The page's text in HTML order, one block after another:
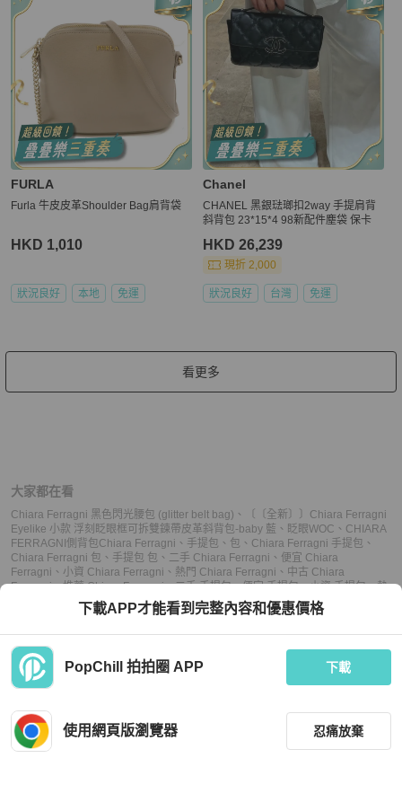
FURLA
Furla 牛皮皮革Shoulder Bag肩背袋
HKD 1,010
狀況良好 本地 免運
Chanel
CHANEL 黑銀琺瑯扣2way 手提肩背
斜背包 23*15*4 98新配件塵袋 保卡
HKD 26,239
現折 2,000
狀況良好 台灣 免運
看更多
大家都在看
Chiara Ferragni 黑色閃光腰包 (glitter belt bag) 、
〔〔全新〕〕Chiara Ferragni
Eyelike 小款 浮刻眨眼框可拆雙鍊帶皮革斜背包-baby 藍 、 眨眼WOC 、 CHIARA
FERRAGNI側背包 Chiara Ferragni 、 手提包 、 包 、 Chiara Ferragni 手提包 、
Chiara Ferragni 包 、 手提包 包 、 二手 Chiara Ferragni 、 便宜 Chiara
Ferragni 、 小資 Chiara Ferragni 、 熱門 Chiara Ferragni 、 中古 Chiara
Ferragni、推薦 Chiara Ferragni、二手 手提包、便宜 手提包、小資 手提包、熱
中古 手提包、推薦 手提包、二手 包 、便宜 包、小資 包
推薦 包下載APP才能看到完整內容和優惠價格
PopChill 拍拍圈 APP 下載
使用網頁版瀏覽器 忍痛放棄